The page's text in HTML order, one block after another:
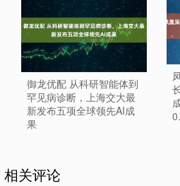
御龙优配 从科研智能体到
罕见病诊断，上海交大最
新发布五项全球领先AI成
果
相关评论